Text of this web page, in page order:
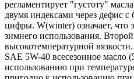
регламентирует "густоту"
двумя индексами через дефис
цифры. W(winter) означает, что
зимнего использования.
высокотемпературной вязкости.
SAE 5W-40 всесезонное масло
использованию при